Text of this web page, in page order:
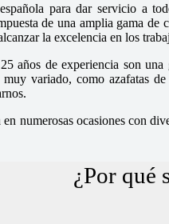
para dar servicio a
de una amplia gama
la excelencia en los
años de experiencia son
variado, como azafatas
numerosas ocasiones con
¿Por qué